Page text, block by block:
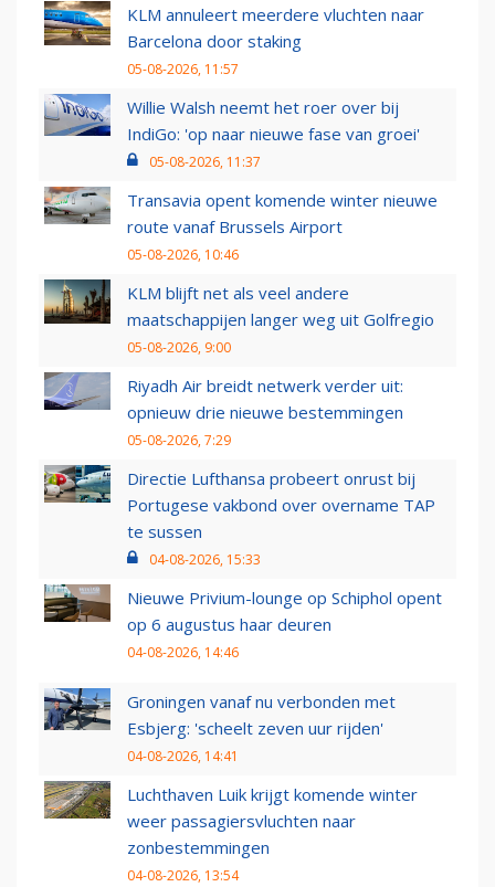
KLM annuleert meerdere vluchten naar
Barcelona door staking
05-08-2026, 11:57
Willie Walsh neemt het roer over bij
IndiGo: 'op naar nieuwe fase van groei'
05-08-2026, 11:37
Transavia opent komende winter nieuwe
route vanaf Brussels Airport
05-08-2026, 10:46
KLM blijft net als veel andere
maatschappijen langer weg uit Golfregio
05-08-2026, 9:00
Riyadh Air breidt netwerk verder uit:
opnieuw drie nieuwe bestemmingen
05-08-2026, 7:29
Directie Lufthansa probeert onrust bij
Portugese vakbond over overname TAP
te sussen
04-08-2026, 15:33
Nieuwe Privium-lounge op Schiphol opent
op 6 augustus haar deuren
04-08-2026, 14:46
Groningen vanaf nu verbonden met
Esbjerg: 'scheelt zeven uur rijden'
04-08-2026, 14:41
Luchthaven Luik krijgt komende winter
weer passagiersvluchten naar
zonbestemmingen
04-08-2026, 13:54